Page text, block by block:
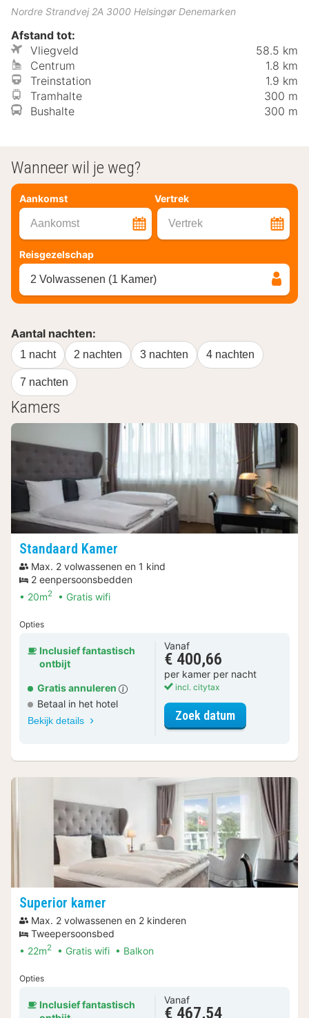
Nordre Strandvej 2A 3000 Helsingør Denemarken
Afstand tot:
Vliegveld
58.5 km
Centrum
1.8 km
Treinstation
1.9 km
Tramhalte
300 m
Bushalte
300 m
Wanneer wil je weg?
Aankomst Vertrek
Aankomst Vertrek
Reisgezelschap
2 Volwassenen (1 Kamer)
Aantal nachten:
1 nacht 2 nachten 3 nachten 4 nachten
7 nachten
Kamers
Standaard Kamer
Max. 2 volwassenen en 1 kind
2 eenpersoonsbedden
20m2 Gratis wifi
Opties
Inclusief fantastisch
ontbijt
Gratis annuleren
Betaal in het hotel
Bekijk details
Vanaf
€ 400,66
per kamer per nacht
incl. citytax
Zoek datumvoor
Superior kamer
Max. 2 volwassenen en 2 kinderen
Tweepersoonsbed
22m2 Gratis wifi Balkon
Opties
Inclusief fantastisch
Vanaf
€ 467,54